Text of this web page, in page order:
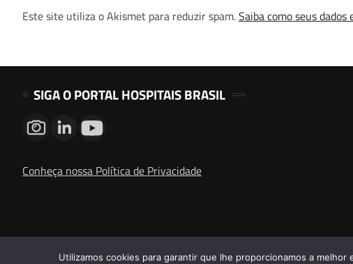
Este site utiliza o Akismet para reduzir spam.Saiba como seus
SIGA O PORTAL HOSPITAIS BRASIL
Conheça nossa Política de Privacidade
Utilizamos cookies para garantir que lhe proporcionamos a